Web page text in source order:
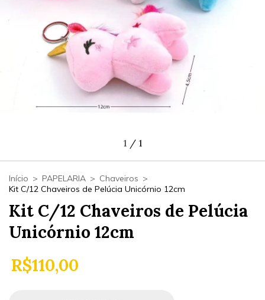
1 / 1
Início > PAPELARIA > Chaveiros >
Kit C/12 Chaveiros de Pelúcia Unicórnio 12cm
Kit C/12 Chaveiros de Pelúcia
Unicórnio 12cm
R$110,00